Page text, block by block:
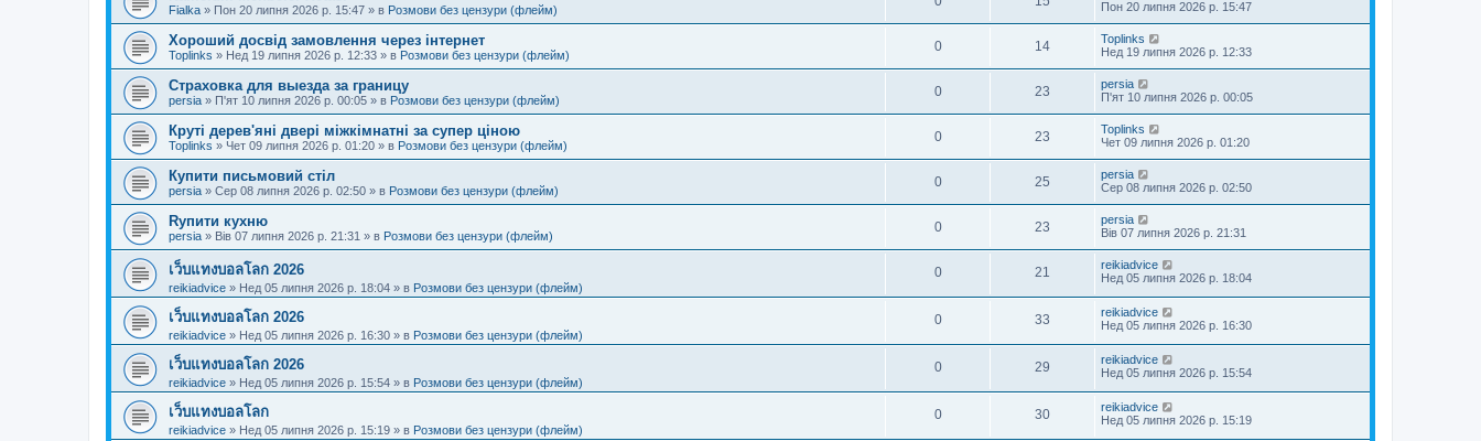
Fialka » Пон 20 липня 2026 р. 15:47 » в Розмови без цензури (флейм)
Пон 20 липня 2026 р. 15:47
Хороший досвід замовлення через інтернет
Toplinks » Нед 19 липня 2026 р. 12:33 » в Розмови без цензури (флейм)
0 14
Toplinks
Нед 19 липня 2026 р. 12:33
Страховка для выезда за границу
persia » П'ят 10 липня 2026 р. 00:05 » в Розмови без цензури (флейм)
0 23
persia
П'ят 10 липня 2026 р. 00:05
Круті дерев'яні двері міжкімнатні за супер ціною
Toplinks » Чет 09 липня 2026 р. 01:20 » в Розмови без цензури (флейм)
0 23
Toplinks
Чет 09 липня 2026 р. 01:20
Купити письмовий стіл
persia » Сер 08 липня 2026 р. 02:50 » в Розмови без цензури (флейм)
0 25
persia
Сер 08 липня 2026 р. 02:50
Rупити кухню
persia » Вів 07 липня 2026 р. 21:31 » в Розмови без цензури (флейм)
0 23
persia
Вів 07 липня 2026 р. 21:31
เว็บแทงบอลโลก 2026
reikiadvice » Нед 05 липня 2026 р. 18:04 » в Розмови без цензури (флейм)
0 21
reikiadvice
Нед 05 липня 2026 р. 18:04
เว็บแทงบอลโลก 2026
reikiadvice » Нед 05 липня 2026 р. 16:30 » в Розмови без цензури (флейм)
0 33
reikiadvice
Нед 05 липня 2026 р. 16:30
เว็บแทงบอลโลก 2026
reikiadvice » Нед 05 липня 2026 р. 15:54 » в Розмови без цензури (флейм)
0 29
reikiadvice
Нед 05 липня 2026 р. 15:54
เว็บแทงบอลโลก
reikiadvice » Нед 05 липня 2026 р. 15:19 » в Розмови без цензури (флейм)
0 30
reikiadvice
Нед 05 липня 2026 р. 15:19